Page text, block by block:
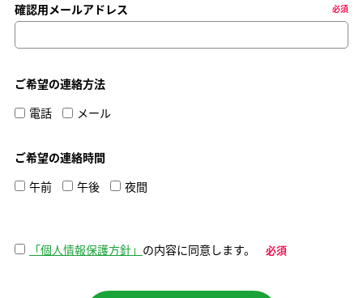
確認用メールアドレス 必須
ご希望の連絡方法
電話
メール
ご希望の連絡時間
午前
午後 夜間
「個人情報保護方針」 の内容に同意します。 必須